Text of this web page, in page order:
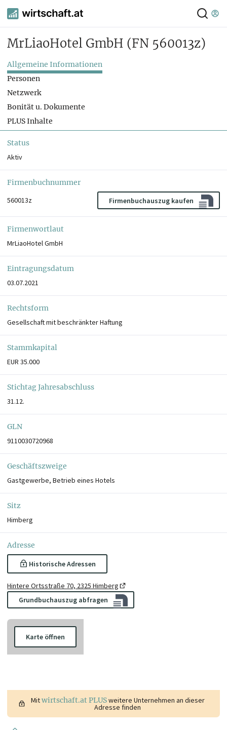
MrLiaoHotel GmbH (FN 560013z)
Allgemeine Informationen
Personen
Netzwerk
Bonität u. Dokumente
PLUS Inhalte
Status
Aktiv
Firmenbuchnummer
560013z
Firmenbuchauszug kaufen
Firmenwortlaut
MrLiaoHotel GmbH
Eintragungsdatum
03.07.2021
Rechtsform
Gesellschaft mit beschränkter Haftung
Stammkapital
EUR 35.000
Stichtag Jahresabschluss
31.12.
GLN
9110030720968
Geschäftszweige
Gastgewerbe, Betrieb eines Hotels
Sitz
Himberg
Adresse
Historische Adressen
Hintere Ortsstraße 70, 2325 Himberg
Grundbuchauszug abfragen
Karte öffnen
Mitwirtschaft.at PLUSweitere Unternehmen an dieser
Adresse finden